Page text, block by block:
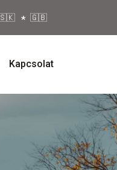
🇬🇧
Kapcsolat